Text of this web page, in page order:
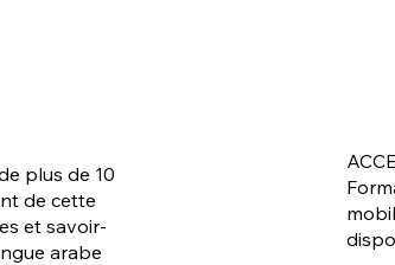
plus de 10
de cette
et savoir-
arabe